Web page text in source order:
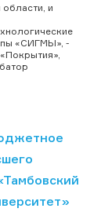
и
«СИГМЫ», -